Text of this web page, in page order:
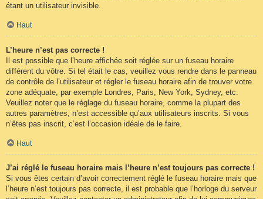
étant un utilisateur invisible.
Haut
L’heure n’est pas correcte !
Il est possible que l’heure affichée soit réglée sur un fuseau horaire
différent du vôtre. Si tel était le cas, veuillez vous rendre dans le panneau
de contrôle de l’utilisateur et régler le fuseau horaire afin de trouver votre
zone adéquate, par exemple Londres, Paris, New York, Sydney, etc.
Veuillez noter que le réglage du fuseau horaire, comme la plupart des
autres paramètres, n’est accessible qu’aux utilisateurs inscrits. Si vous
n’êtes pas inscrit, c’est l’occasion idéale de le faire.
Haut
J’ai réglé le fuseau horaire mais l’heure n’est toujours pas correcte !
Si vous êtes certain d’avoir correctement réglé le fuseau horaire mais que
l’heure n’est toujours pas correcte, il est probable que l’horloge du serveur